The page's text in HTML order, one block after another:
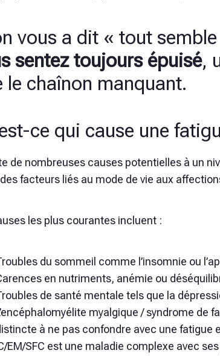
vous a dit « tout
sentez toujours épuisé,
le chaînon manquant.
ce qui cause une
de nombreuses causes potentielles à un
facteurs liés au mode de vie aux
les plus courantes incluent :
du sommeil comme l’insomnie ou
en nutriments, anémie ou
de santé mentale tels que la
myalgique / syndrome de
à ne pas confondre avec une fatigue
EM/SFC est une maladie complexe avec